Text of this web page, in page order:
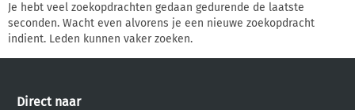
Je hebt veel zoekopdrachten gedaan gedurende de laatste
seconden. Wacht even alvorens je een nieuwe zoekopdracht
indient. Leden kunnen vaker zoeken.
Direct naar